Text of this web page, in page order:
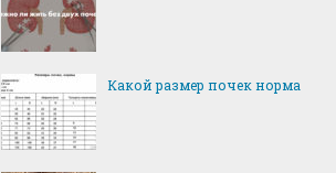
Какой размер почек норма